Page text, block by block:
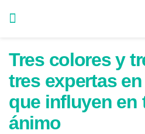
Tres colores y
tres expertas
que influyen en
ánimo